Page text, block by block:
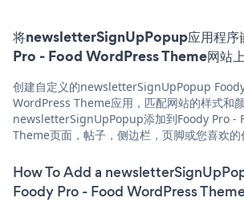
将newsletterSignUpPopup应用程序
Pro - Food WordPress Theme网站
创建自定义的newsletterSignUpPopup
WordPress Theme应用，匹配网站的样式和
newsletterSignUpPopup添加到Foody Pro -
Theme页面，帖子，侧边栏，页脚或您喜欢的
How To Add a
Foody Pro - Food WordPress